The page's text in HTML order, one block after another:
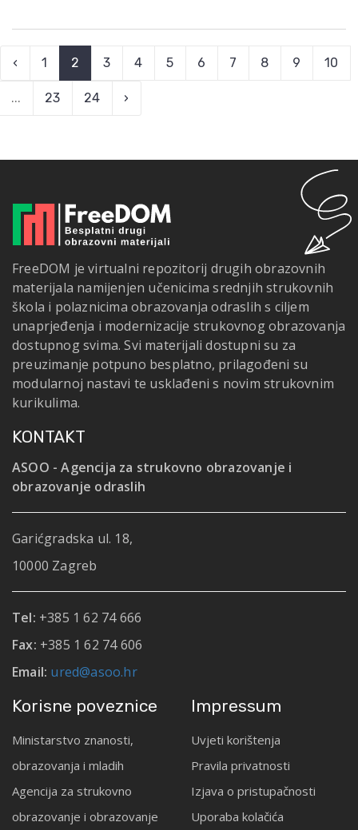
‹ 1 2 3 4 5 6 7 8 9 10
... 23 24 ›
FreeDOM je virtualni repozitorij drugih obrazovnih
materijala namijenjen učenicima srednjih strukovnih
škola i polaznicima obrazovanja odraslih s ciljem
unaprjeđenja i modernizacije strukovnog obrazovanja
dostupnog svima. Svi materijali dostupni su za
preuzimanje potpuno besplatno, prilagođeni su
modularnoj nastavi te usklađeni s novim strukovnim
kurikulima.
KONTAKT
ASOO - Agencija za strukovno obrazovanje i
obrazovanje odraslih
Garićgradska ul. 18,
10000 Zagreb
Tel: +385 1 62 74 666
Fax: +385 1 62 74 606
Email: ured@asoo.hr
Korisne poveznice
Ministarstvo znanosti,
obrazovanja i mladih
Agencija za strukovno
obrazovanje i obrazovanje
Impressum
Uvjeti korištenja
Pravila privatnosti
Izjava o pristupačnosti
Uporaba kolačića